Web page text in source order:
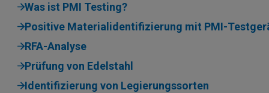
Was ist PMI Testing?
Positive Materialidentifizierung mit PMI-
RFA-Analyse
Prüfung von Edelstahl
Identifizierung von Legierungssorten